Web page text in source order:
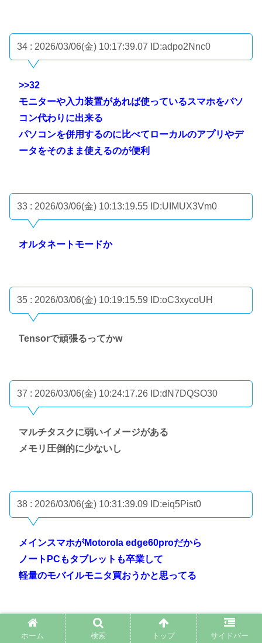
34 : 2026/03/06(金) 10:17:39.07 ID:adpo2Nnc0
>>32
モニターや入力装置があれば使っているスマホをパソ
コン代わりに出来る
パソコンを併用するのに比べてローカルのアプリやデ
ータをそのまま使えるのが便利
33 : 2026/03/06(金) 10:13:19.55 ID:UIMUX3Vm0
オルタネートモードか
35 : 2026/03/06(金) 10:19:15.59 ID:oC3xycoUH
Tensorで頑張るってかw
37 : 2026/03/06(金) 10:24:17.26 ID:dN7DQSO30
マルチタスクに弱いイメージがある
メモリ圧倒的に少ないし
38 : 2026/03/06(金) 10:31:39.09 ID:eiq5Pist0
メインスマホがMotorola edge60proだから
ノートPCもタブレットも卒業して
軽量のモバイルモニタ買おうかと思ってる
43 : 2026/03/06(金) 10:48:32.64 ID:u8/rx5Iy0
ホーム 検索 トップ サイドバー